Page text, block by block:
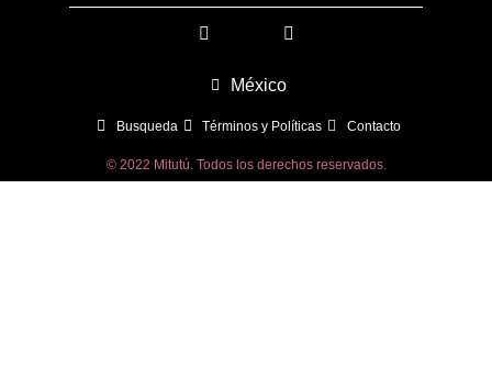
México
Busqueda Términos y Políticas Contacto
© 2022 Mitutú. Todos los derechos reservados.